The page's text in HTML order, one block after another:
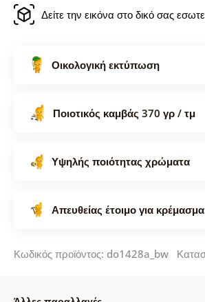
Δείτε την εικόνα στο δικό σας
Οικολογική εκτύπωση
Ποιοτικός καμβάς 370 γρ / τμ
Υψηλής ποιότητας χρώματα
Απευθείας έτοιμο για κρέμασμα
Κωδικός προϊόντος: do1428a_bw